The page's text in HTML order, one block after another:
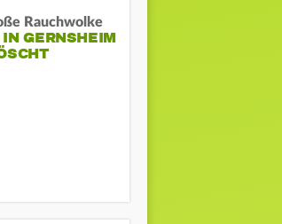
Rauchwolke
GERNSHEIM E